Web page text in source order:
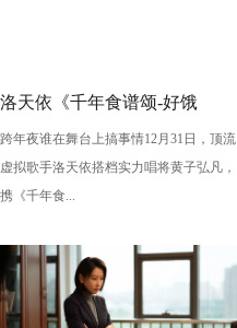
洛天依《千年食谱颂-好饿
版》：跨年夜最萌“食”光！
跨年夜谁在舞台上搞事情12月31日，顶流
虚拟歌手洛天依搭档实力唱将黄子弘凡，
携《千年食...